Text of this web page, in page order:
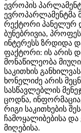
ევროპის
ევროპარლამენტმა
რექტორი პანელურ
ბუნებრივია,
ინტერესს ზრდიდა
ფაქტორი: ის არის
მონაწილეობა
საკითხის
ხონელიძე არის
სასწავლებლის
ცოდნა,
რიგი საკითხების
ჩამოყალიბებისა
მიღებისა.